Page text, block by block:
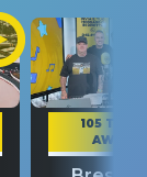
105 TAKE
AWAY